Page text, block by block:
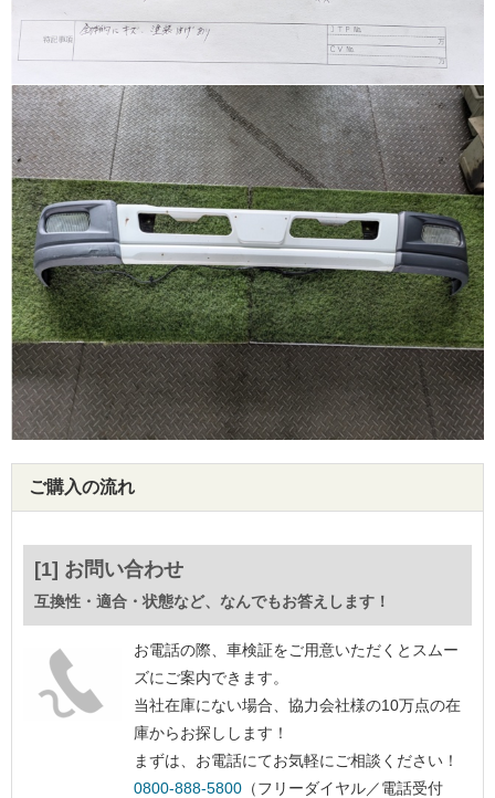
ご購入の流れ
[1] お問い合わせ
互換性・適合・状態など、なんでもお答えします！
お電話の際、車検証をご用意いただくとスムー
ズにご案内できます。
当社在庫にない場合、協力会社様の10万点の在
庫からお探しします！
まずは、お電話にてお気軽にご相談ください！
0800-888-5800 （フリーダイヤル／電話受付